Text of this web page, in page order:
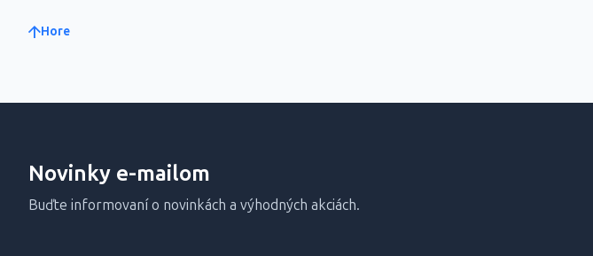
Hore
Novinky e-mailom
Buďte informovaní o novinkách a výhodných akciách.